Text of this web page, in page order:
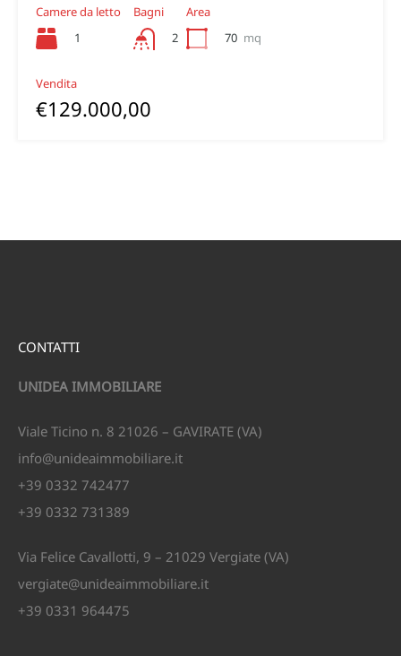
Camere da letto
1
Bagni
2
Area
70 mq
Vendita
€129.000,00
CONTATTI
UNIDEA IMMOBILIARE
Viale Ticino n. 8 21026 – GAVIRATE (VA)
info@unideaimmobiliare.it
+39 0332 742477
+39 0332 731389
Via Felice Cavallotti, 9 – 21029 Vergiate (VA)
vergiate@unideaimmobiliare.it
+39 0331 964475